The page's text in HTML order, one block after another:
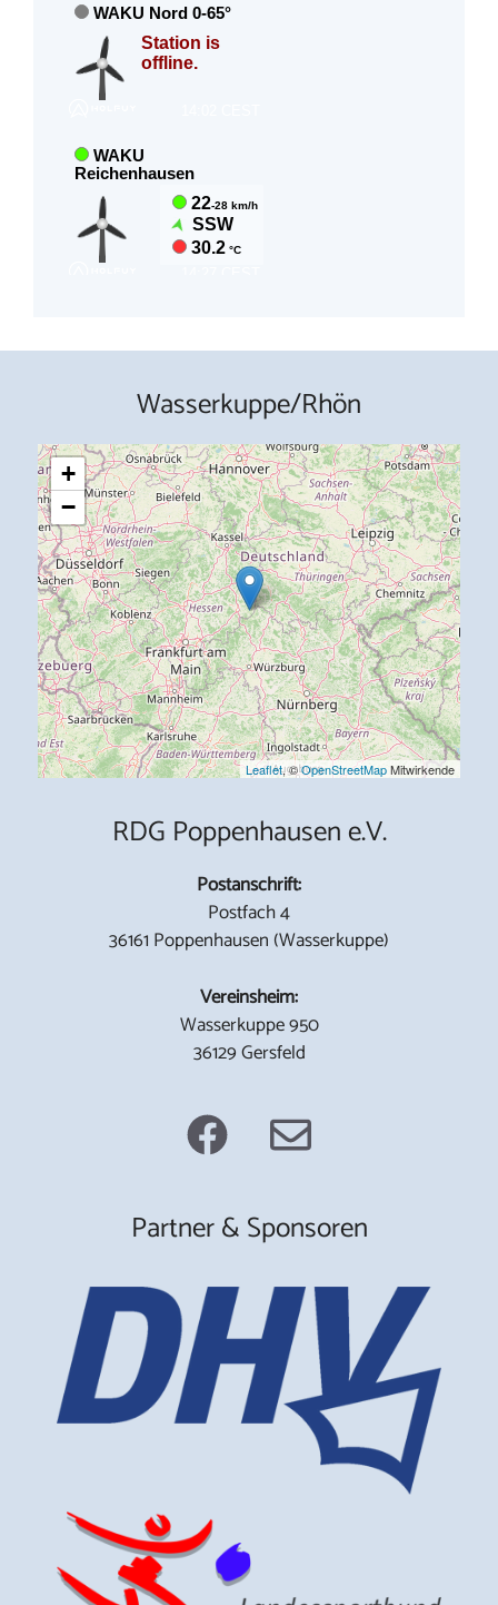
Wasserkuppe/Rhön
+
−
Leaflet, ©OpenStreetMapMitwirkende
RDG Poppenhausen e.V.
Postanschrift:
Postfach 4
36161 Poppenhausen (Wasserkuppe)
Vereinsheim:
Wasserkuppe 950
36129 Gersfeld
Partner & Sponsoren